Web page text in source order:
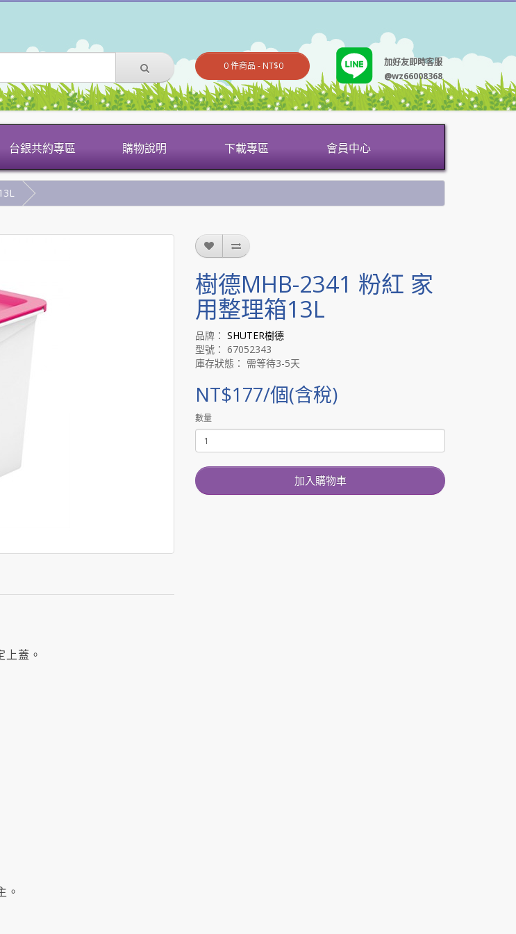
0 件商品 - NT$0
加好友即時客服
@wz66008368
台銀共約專區 購物說明 下載專區 會員中心
蓋。
。
樹德MHB-2341 粉紅 家
用整理箱13L
品牌： SHUTER樹德
型號： 67052343
庫存狀態： 需等待3-5天
NT$177/個(含稅)
數量
加入購物車